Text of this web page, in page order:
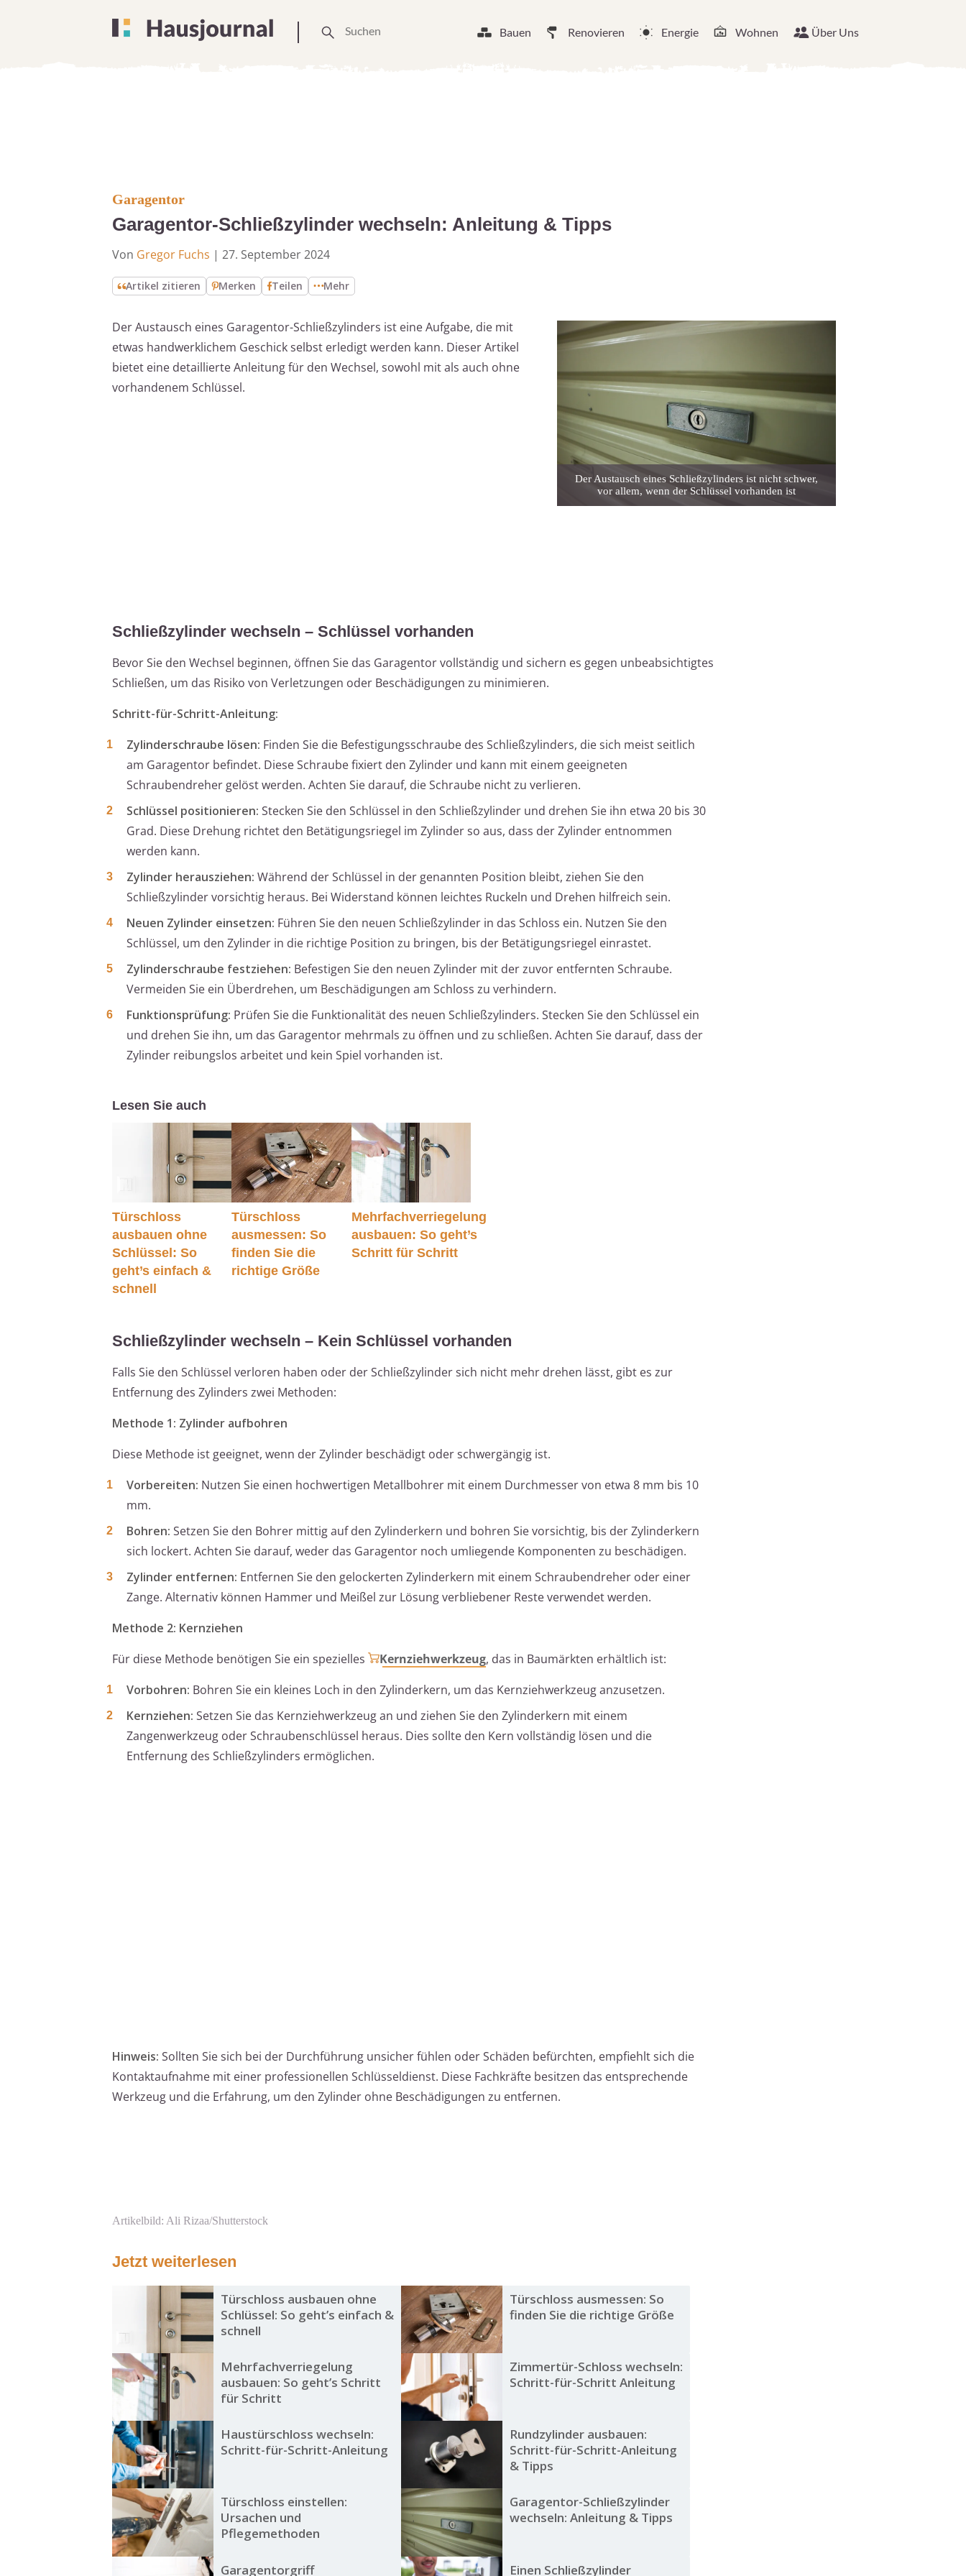
Bauen Renovieren Energie Wohnen Über Uns
Garagentor
Garagentor-Schließzylinder wechseln: Anleitung & Tipps
Von Gregor Fuchs | 27. September 2024
Artikel zitieren Merken Teilen Mehr
Der Austausch eines Garagentor-Schließzylinders ist eine Aufgabe, die mit
etwas handwerklichem Geschick selbst erledigt werden kann. Dieser Artikel
bietet eine detaillierte Anleitung für den Wechsel, sowohl mit als auch ohne
vorhandenem Schlüssel.
Der Austausch eines Schließzylinders ist nicht schwer,
vor allem, wenn der Schlüssel vorhanden ist
Schließzylinder wechseln – Schlüssel vorhanden
Bevor Sie den Wechsel beginnen, öffnen Sie das Garagentor vollständig und sichern es gegen unbeabsichtigtes
Schließen, um das Risiko von Verletzungen oder Beschädigungen zu minimieren.
Schritt-für-Schritt-Anleitung:
Zylinderschraube lösen: Finden Sie die Befestigungsschraube des Schließzylinders, die sich meist seitlich
am Garagentor befindet. Diese Schraube fixiert den Zylinder und kann mit einem geeigneten
Schraubendreher gelöst werden. Achten Sie darauf, die Schraube nicht zu verlieren.
Schlüssel positionieren: Stecken Sie den Schlüssel in den Schließzylinder und drehen Sie ihn etwa 20 bis 30
Grad. Diese Drehung richtet den Betätigungsriegel im Zylinder so aus, dass der Zylinder entnommen
werden kann.
Zylinder herausziehen: Während der Schlüssel in der genannten Position bleibt, ziehen Sie den
Schließzylinder vorsichtig heraus. Bei Widerstand können leichtes Ruckeln und Drehen hilfreich sein.
Neuen Zylinder einsetzen: Führen Sie den neuen Schließzylinder in das Schloss ein. Nutzen Sie den
Schlüssel, um den Zylinder in die richtige Position zu bringen, bis der Betätigungsriegel einrastet.
Zylinderschraube festziehen: Befestigen Sie den neuen Zylinder mit der zuvor entfernten Schraube.
Vermeiden Sie ein Überdrehen, um Beschädigungen am Schloss zu verhindern.
Funktionsprüfung: Prüfen Sie die Funktionalität des neuen Schließzylinders. Stecken Sie den Schlüssel ein
und drehen Sie ihn, um das Garagentor mehrmals zu öffnen und zu schließen. Achten Sie darauf, dass der
Zylinder reibungslos arbeitet und kein Spiel vorhanden ist.
Lesen Sie auch
Türschloss
ausbauen ohne
Schlüssel: So
geht’s einfach &
schnell
Türschloss
ausmessen: So
finden Sie die
richtige Größe
Mehrfachverriegelung
ausbauen: So geht’s
Schritt für Schritt
Schließzylinder wechseln – Kein Schlüssel vorhanden
Falls Sie den Schlüssel verloren haben oder der Schließzylinder sich nicht mehr drehen lässt, gibt es zur
Entfernung des Zylinders zwei Methoden:
Methode 1: Zylinder aufbohren
Diese Methode ist geeignet, wenn der Zylinder beschädigt oder schwergängig ist.
Vorbereiten: Nutzen Sie einen hochwertigen Metallbohrer mit einem Durchmesser von etwa 8 mm bis 10
mm.
Bohren: Setzen Sie den Bohrer mittig auf den Zylinderkern und bohren Sie vorsichtig, bis der Zylinderkern
sich lockert. Achten Sie darauf, weder das Garagentor noch umliegende Komponenten zu beschädigen.
Zylinder entfernen: Entfernen Sie den gelockerten Zylinderkern mit einem Schraubendreher oder einer
Zange. Alternativ können Hammer und Meißel zur Lösung verbliebener Reste verwendet werden.
Methode 2: Kernziehen
Für diese Methode benötigen Sie ein spezielles
Kernziehwerkzeug, das in Baumärkten erhältlich ist:
Vorbohren: Bohren Sie ein kleines Loch in den Zylinderkern, um das Kernziehwerkzeug anzusetzen.
Kernziehen: Setzen Sie das Kernziehwerkzeug an und ziehen Sie den Zylinderkern mit einem
Zangenwerkzeug oder Schraubenschlüssel heraus. Dies sollte den Kern vollständig lösen und die
Entfernung des Schließzylinders ermöglichen.
Hinweis: Sollten Sie sich bei der Durchführung unsicher fühlen oder Schäden befürchten, empfiehlt sich die
Kontaktaufnahme mit einer professionellen Schlüsseldienst. Diese Fachkräfte besitzen das entsprechende
Werkzeug und die Erfahrung, um den Zylinder ohne Beschädigungen zu entfernen.
Artikelbild: Ali Rizaa/Shutterstock
Jetzt weiterlesen
Türschloss ausbauen ohne
Schlüssel: So geht’s einfach &
schnell
Türschloss ausmessen: So
finden Sie die richtige Größe
Mehrfachverriegelung
ausbauen: So geht’s Schritt
für Schritt
Zimmertür-Schloss wechseln:
Schritt-für-Schritt Anleitung
Haustürschloss wechseln:
Schritt-für-Schritt-Anleitung
Rundzylinder ausbauen:
Schritt-für-Schritt-Anleitung
& Tipps
Türschloss einstellen:
Ursachen und
Pflegemethoden
Garagentor-Schließzylinder
wechseln: Anleitung & Tipps
Garagentorgriff Einen Schließzylinder